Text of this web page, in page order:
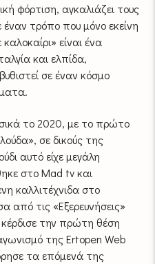
φόρτιση, αγκαλιάζει τους
έναν τρόπο που μόνο εκείνη
είναι ένα
και ελπίδα,
σε έναν κόσμο
το 2020, με το πρώτο
σε δικούς της
αυτό είχε μεγάλη
στο Mad tv και
καλλιτέχνιδα στο
από τις «Εξερευνήσεις»
την πρώτη θέση
της Εrtopen Web
τα επόμενά της